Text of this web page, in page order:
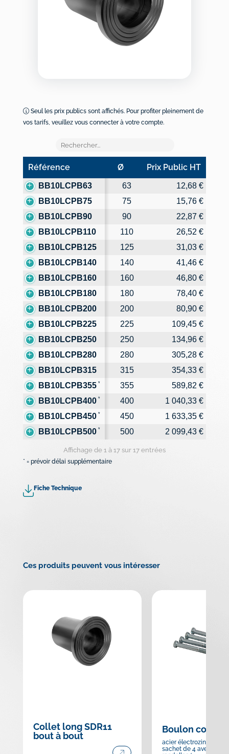
Seul les prix publics sont affichés. Pour profiter pleinement de
vos tarifs, veuillez vous connecter à votre compte.
Référence Ø Prix Public HT
Référence Ø Prix Public HT
BB10LCPB63 63
12,68 €
BB10LCPB75
75
15,76 €
BB10LCPB90
90
22,87 €
BB10LCPB110
110
26,52 €
BB10LCPB125
125
31,03 €
BB10LCPB140
140
41,46 €
BB10LCPB160
160
46,80 €
BB10LCPB180
180
78,40 €
BB10LCPB200
200
80,90 €
BB10LCPB225
225
109,45 €
BB10LCPB250
250
134,96 €
BB10LCPB280
280
305,28 €
BB10LCPB315
315
354,33 €
BB10LCPB355 * 355
589,82 €
BB10LCPB400 * 400
1 040,33 €
BB10LCPB450 * 450
1 633,35 €
BB10LCPB500 * 500 2 099,43 €
Affichage de 1 à 17 sur 17 entrées
* = prévoir délai supplémentaire
Fiche Technique
Ces produits peuvent vous intéresser
Collet long SDR11
bout à bout
Boulon
acier électrozingué,
sachet de 4 avec